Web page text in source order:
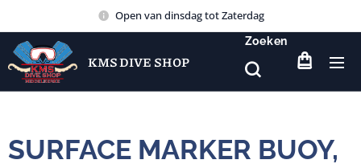
Open van dinsdag tot Zaterdag
KMS DIVE SHOP
Zoeken
SURFACE MARKER BUOY,